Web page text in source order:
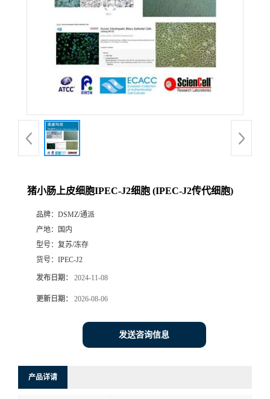
猪小肠上皮细胞IPEC-J2细胞 (IPEC-J2传代细胞)
品牌： DSMZ/通派
产地：
国内
型号： 复苏/冻存
货号： IPEC-J2
发布日期： 2024-11-08
更新日期： 2026-08-06
发送咨询信息
产品详请